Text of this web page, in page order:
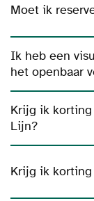
Moet ik
Ik heb een
het openbaar
Krijg ik
Lijn?
Krijg ik